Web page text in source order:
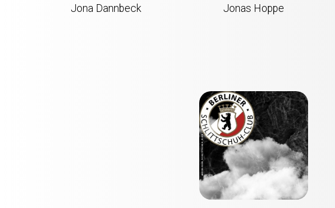
Jona Dannbeck Jonas Hoppe